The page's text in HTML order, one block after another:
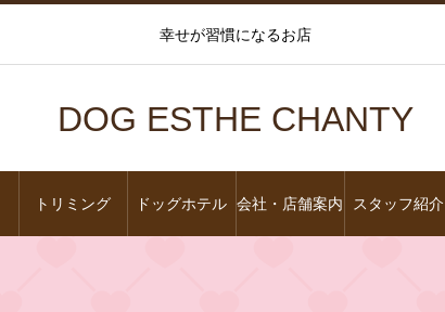
幸せが習慣になるお店
DOG ESTHE CHANTY
トリミング ドッグホテル 会社・店舗案内 スタッフ紹介